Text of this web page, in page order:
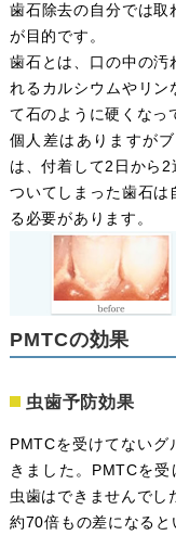
歯石除去の自分では取
が目的です。
歯石とは、口の中の汚
れるカルシウムやリン
て石のように硬くなっ
個人差はありますが
は、付着して2日から2
ついてしまった歯石は
る必要があります。
PMTCの効果
虫歯予防効果
PMTCを受けてない
きました。PMTCを
虫歯はできませんでし
約70倍もの差になると